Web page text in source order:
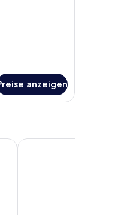
anzeigen
Mercure Brighton